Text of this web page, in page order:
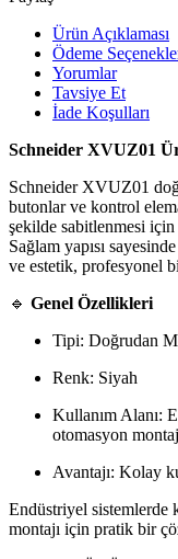
Ürün Açıklaması
Ödeme
Yorumlar
Tavsiye Et
İade Koşulları
Schneider XVUZ01
Schneider XVUZ01
butonlar ve kontrol
şekilde sabitlenmesi için
Sağlam yapısı
ve estetik, profesyonel
🔹 Genel Özellikleri
Tipi: Doğrudan
Renk: Siyah
Kullanım Alanı:
otomasyon
Avantajı: Kolay
Endüstriyel sistemlerde
montajı için pratik bir